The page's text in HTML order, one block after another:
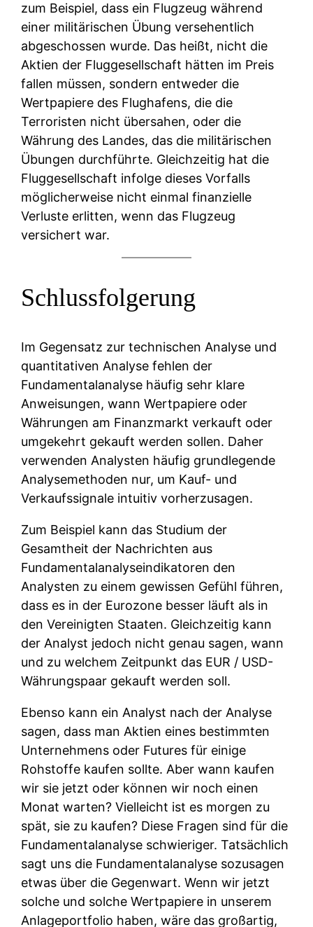
zum Beispiel, dass ein Flugzeug während
einer militärischen Übung versehentlich
abgeschossen wurde. Das heißt, nicht die
Aktien der Fluggesellschaft hätten im Preis
fallen müssen, sondern entweder die
Wertpapiere des Flughafens, die die
Terroristen nicht übersahen, oder die
Währung des Landes, das die militärischen
Übungen durchführte. Gleichzeitig hat die
Fluggesellschaft infolge dieses Vorfalls
möglicherweise nicht einmal finanzielle
Verluste erlitten, wenn das Flugzeug
versichert war.
Schlussfolgerung
Im Gegensatz zur technischen Analyse und
quantitativen Analyse fehlen der
Fundamentalanalyse häufig sehr klare
Anweisungen, wann Wertpapiere oder
Währungen am Finanzmarkt verkauft oder
umgekehrt gekauft werden sollen. Daher
verwenden Analysten häufig grundlegende
Analysemethoden nur, um Kauf- und
Verkaufssignale intuitiv vorherzusagen.
Zum Beispiel kann das Studium der
Gesamtheit der Nachrichten aus
Fundamentalanalyseindikatoren den
Analysten zu einem gewissen Gefühl führen,
dass es in der Eurozone besser läuft als in
den Vereinigten Staaten. Gleichzeitig kann
der Analyst jedoch nicht genau sagen, wann
und zu welchem ​​Zeitpunkt das EUR / USD-
Währungspaar gekauft werden soll.
Ebenso kann ein Analyst nach der Analyse
sagen, dass man Aktien eines bestimmten
Unternehmens oder Futures für einige
Rohstoffe kaufen sollte. Aber wann kaufen
wir sie jetzt oder können wir noch einen
Monat warten? Vielleicht ist es morgen zu
spät, sie zu kaufen? Diese Fragen sind für die
Fundamentalanalyse schwieriger. Tatsächlich
sagt uns die Fundamentalanalyse sozusagen
etwas über die Gegenwart. Wenn wir jetzt
solche und solche Wertpapiere in unserem
Anlageportfolio haben, wäre das großartig,